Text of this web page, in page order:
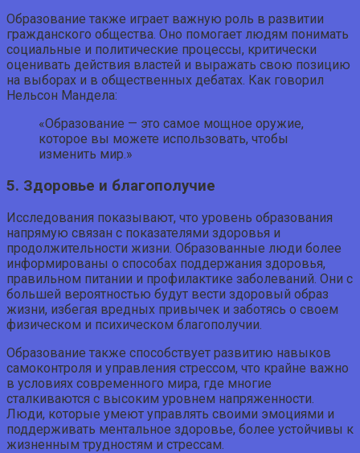
Образование также играет важную роль в развитии
гражданского общества. Оно помогает людям понимать
социальные и политические процессы, критически
оценивать действия властей и выражать свою позицию
на выборах и в общественных дебатах. Как говорил
Нельсон Мандела:
«Образование — это самое мощное оружие,
которое вы можете использовать, чтобы
изменить мир.»
5. Здоровье и благополучие
Исследования показывают, что уровень образования
напрямую связан с показателями здоровья и
продолжительности жизни. Образованные люди более
информированы о способах поддержания здоровья,
правильном питании и профилактике заболеваний. Они с
большей вероятностью будут вести здоровый образ
жизни, избегая вредных привычек и заботясь о своем
физическом и психическом благополучии.
Образование также способствует развитию навыков
самоконтроля и управления стрессом, что крайне важно
в условиях современного мира, где многие
сталкиваются с высоким уровнем напряженности.
Люди, которые умеют управлять своими эмоциями и
поддерживать ментальное здоровье, более устойчивы к
жизненным трудностям и стрессам.